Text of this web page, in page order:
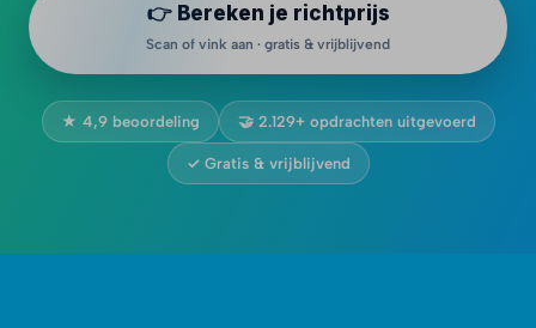
👉 Bereken je richtprijs
Scan of vink aan · gratis & vrijblijvend
★ 4,9 beoordeling 🤝 2.129+ opdrachten uitgevoerd
✓ Gratis & vrijblijvend